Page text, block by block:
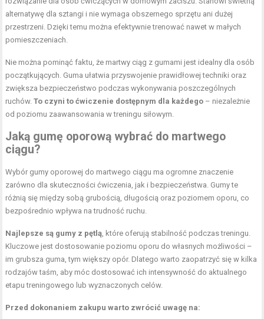
alternatywę dla sztangi i nie wymaga obszernego sprzętu ani dużej
przestrzeni. Dzięki temu można efektywnie trenować nawet w małych
pomieszczeniach.
Nie można pominąć faktu, że martwy ciąg z gumami jest idealny dla osób
początkujących. Guma ułatwia przyswojenie prawidłowej techniki oraz
zwiększa bezpieczeństwo podczas wykonywania poszczególnych
ruchów.To czyni to ćwiczenie dostępnym dla każdego – niezależnie
od poziomu zaawansowania w treningu siłowym.
Jaką gumę oporową wybrać do martwego
ciągu?
Wybór gumy oporowej do martwego ciągu ma ogromne znaczenie
zarówno dla skuteczności ćwiczenia, jak i bezpieczeństwa. Gumy te
różnią się między sobą grubością, długością oraz poziomem oporu, co
bezpośrednio wpływa na trudność ruchu.
Najlepsze są gumy z pętlą, które oferują stabilność podczas treningu.
Kluczowe jest dostosowanie poziomu oporu do własnych możliwości –
im grubsza guma, tym większy opór. Dlatego warto zaopatrzyć się w kilka
rodzajów taśm, aby móc dostosować ich intensywność do aktualnego
etapu treningowego lub wyznaczonych celów.
Przed dokonaniem zakupu warto zwrócić uwagę na: